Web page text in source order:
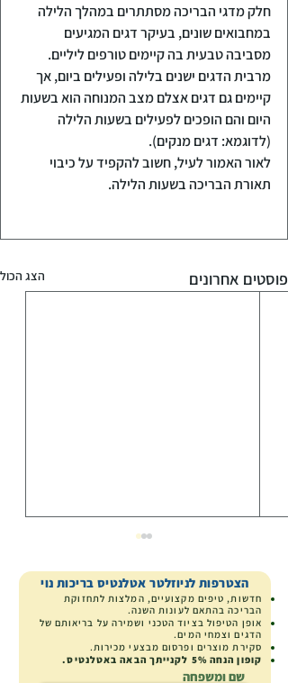
חלק מדגי הבריכה מסתתרים במהלך הלילה
במחבואים שונים, בעיקר דגים המגיעים
מסביבה טבעית בה קיימים טורפים ליליים.
מרבית הדגים ישנים בלילה ופעילים ביום, אך
קיימים גם דגים אצלם מצב המנוחה הוא בשעות
היום והם הופכים לפעילים בשעות הלילה
(לדוגמא: דגים מנקים).
לאור האמור לעיל, חשוב להקפיד על כיבוי
תאורת הבריכה בשעות הלילה.
פוסטים אחרונים הצג הכול
הצטרפות לניוזלטר אטלנטיס בריכות נוי
חדשות, טיפים מקצועיים, המלצות לתחזוקת
הבריכה בהתאם לעונות השנה.
אופן הטיפול בציוד הטכני ושמירה על בריאותם של
הדגים וצמחי המים.
סקירת מוצרים ופרסום מבצעי מכירות.
קופון הנחה5% לקנייתך הבאה באטלנטיס.
שם ומשפחה